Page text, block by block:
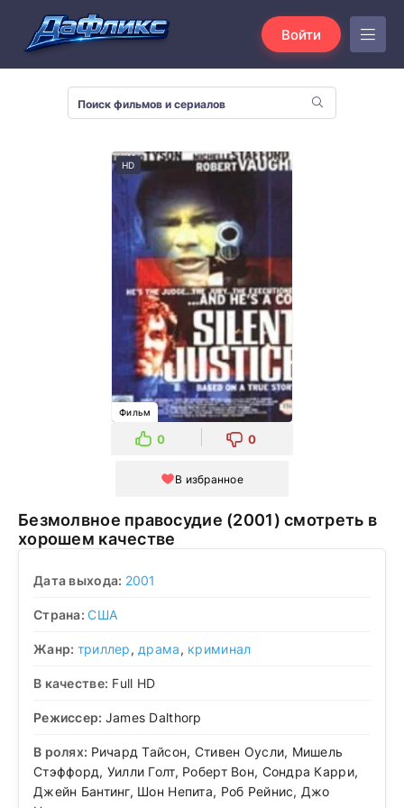
Войти
HD
Фильм
0 0
В избранное
Безмолвное правосудие (2001) смотреть в
хорошем качестве
Дата выхода: 2001
Страна:США
Жанр: триллер, драма, криминал
В качестве: Full HD
Режиссер: James Dalthorp
В ролях: Ричард Тайсон, Стивен Оусли, Мишель
Стэффорд, Уилли Голт, Роберт Вон, Сондра Карри,
Джейн Бантинг, Шон Непита, Роб Рейнис, Джо